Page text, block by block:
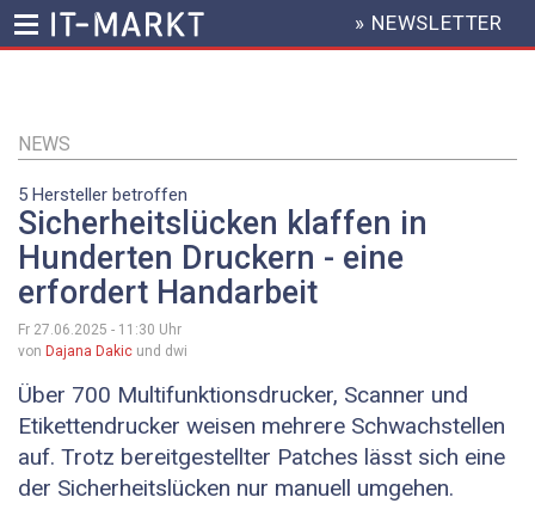
Inhalt
HEADER
MENU
» NEWSLETTER
NEWS
5 Hersteller betroffen
Sicherheitslücken klaffen in
Hunderten Druckern - eine
erfordert Handarbeit
Fr 27.06.2025 - 11:30 Uhr
von Dajana Dakic und dwi
Über 700 Multifunktionsdrucker, Scanner und
Etikettendrucker weisen mehrere Schwachstellen
auf. Trotz bereitgestellter Patches lässt sich eine
der Sicherheitslücken nur manuell umgehen.